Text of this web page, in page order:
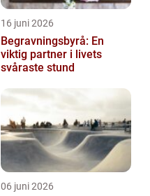
16 juni 2026
Begravningsbyrå: En
viktig partner i livets
svåraste stund
06 juni 2026